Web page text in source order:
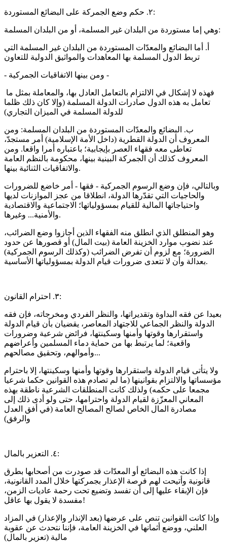
٢. حكم وضع الجمركة على البضائع المستوردة:
وهي إما مستوردة من البلدان غير المسلمة، أو من البلدان المسلمة:
أ. أما البضائع والمعدّات المستوردة من البلدان غير المسلمة التي
تربط الدول المسلمة بها المعاهدات والمواثيق الدولية للتعاون
- ومن بينها الاتفاقيات الجمركية -
تعامل به هذه الدول صادرات الدولة المسلمة (وإلا كان ذلك ظلما
ب. البضائع والمعدّات المستوردة من البلدان المسلمة: ومن
المعروف أن الدولة القطرية (داخل الأمة الإسلامية) أمر مستجدّ،
تعاطى معه فقهاء العصر بإيجابية؛ باعتباره أمرا واقعا. ومن
المعروف كذلك أن الجمركة البينية بينها، محكومة بالنظم العامة
والاتفاقيات الثنائية بينها.
وبالتالي، فإن وضع الرسوم الجمركية - فقها - أمر خاضع للضرورات
والحاجيات التي تقدّرها الدولة، انطلاقا من عجز الموازنات لديها
واحتياجاتها المالية للقيام بمسؤولياتها؛ الاجتماعية والاقتصادية
والأمنية... وغيرها.
وهو المنطلق الذي انطلق منه الفقهاء الذين أجازوا وضع الضرائب،
عند نضوب موارد الخزينة العامة (بيت المال) أو قصورها عن حدود
الضرورة؛ مع لزوم أن تفرض الضرائب (وكذلك الرسوم الجمركية)
بعدالة وأن لا تتعدى ضرورات قيام الدولة بمسؤولياتها الأساسية.
٣. احترام القانون:
بعيدا عن فقه البداوة وتقديراتها، والنظر الفردي ومخرجاته، فإن فقه
الدولة والنظر الجماعي للاجتهاد المعاصر، يقضيان بأن قيام الدولة
واستقرارها وقوتها وأمنها وسكينتها، فرائض شرعية وضرورات
واقعية؛ لما يرتبط بها من حماية دماء المسلمين وأعراضهم
وأموالهم، وتحقيق مصالحهم...
ولا يتأتى قيام الدولة واستقرارها وقوتها وأمنها وسكينتها، إلا باحترام
مؤسساتها والالتزام بقوانينها (ما لم تصادم هذه القوانين حكما شرعيا
مجمعا على حكمه) ولذلك كانت المنطلقات الشرعية ناطقة بهذه
المعاني المعزّزة لقيام الدولة واحترامها، حتى ولو أدى ذلك إلى
مصادرة المال الخاص لصالح المصالح العامة (في أفق العدل
والرفق)
٤. التعزير بالمال:
إذا كانت هذه البضائع أو المعدّات قد صودرت من أصحابها بطرق
قانونية وأتيحت لهم فرصة الإعذار بجمركتها خلال المدد القانونية،
فإن الإبقاء عليها إلى أن تفسد وتضيع تحت رحمة عاديات الزمن،
مفسدة لا يقول بها عاقل!
وإذا كانت القوانين تنص على عرضها (بعد الإنذار والإعذار) في المزاد
العلني، ووضع أثمانها في الخزينة العامة، فإننا نتحدث عن عقوبة
مالية (تعزير بالمال)